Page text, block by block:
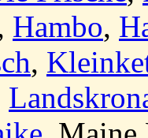
Hambo,
,